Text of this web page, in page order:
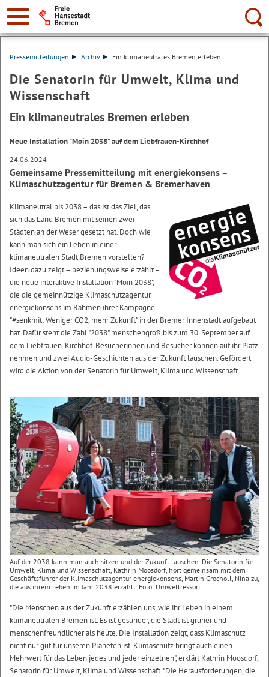
Suche:
Pressemitteilungen Archiv Ein klimaneutrales Bremen erleben
Die Senatorin für Umwelt, Klima und
Wissenschaft
Ein klimaneutrales Bremen erleben
Neue Installation "Moin 2038" auf dem Liebfrauen-Kirchhof
24.06.2024
Gemeinsame Pressemitteilung mit energiekonsens –
Klimaschutzagentur für Bremen & Bremerhaven
Klimaneutral bis 2038 – das ist das Ziel, das
sich das Land Bremen mit seinen zwei
Städten an der Weser gesetzt hat. Doch wie
kann man sich ein Leben in einer
klimaneutralen Stadt Bremen vorstellen?
Ideen dazu zeigt – beziehungsweise erzählt –
die neue interaktive Installation "Moin 2038",
die die gemeinnützige Klimaschutzagentur
energiekonsens im Rahmen ihrer Kampagne
"#senkmit: Weniger CO2, mehr Zukunft" in der Bremer Innenstadt aufgebaut
hat. Dafür steht die Zahl "2038" menschengroß bis zum 30. September auf
dem Liebfrauen-Kirchhof. Besucherinnen und Besucher können auf ihr Platz
nehmen und zwei Audio-Geschichten aus der Zukunft lauschen. Gefördert
wird die Aktion von der Senatorin für Umwelt, Klima und Wissenschaft.
Auf der 2038 kann man auch sitzen und der Zukunft lauschen. Die Senatorin für
Umwelt, Klima und Wissenschaft, Kathrin Moosdorf, hört gemeinsam mit dem
Geschäftsführer der Klimaschutzagentur energiekonsens, Martin Grocholl, Nina zu,
die aus ihrem Leben im Jahr 2038 erzählt. Foto: Umweltressort
"Die Menschen aus der Zukunft erzählen uns, wie ihr Leben in einem
klimaneutralen Bremen ist. Es ist gesünder, die Stadt ist grüner und
menschenfreundlicher als heute. Die Installation zeigt, dass Klimaschutz
nicht nur gut für unseren Planeten ist. Klimaschutz bringt auch einen
Mehrwert für das Leben jedes und jeder einzelnen", erklärt Kathrin Moosdorf,
Senatorin für Umwelt, Klima und Wissenschaft. "Die Herausforderungen, die